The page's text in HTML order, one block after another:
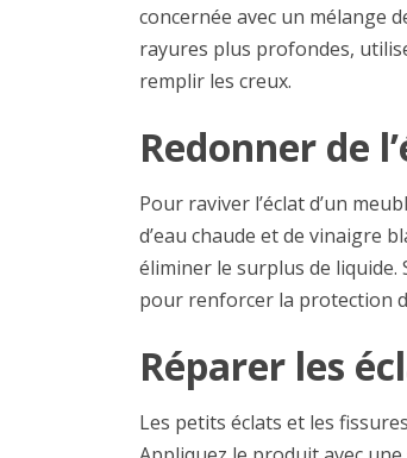
concernée avec un mélange
rayures plus profondes,
remplir les creux.
Redonner de
Pour raviver l’éclat d’un
d’eau chaude et de vinaigre
éliminer le surplus de liquide.
pour renforcer la protection
Réparer les
Les petits éclats et les